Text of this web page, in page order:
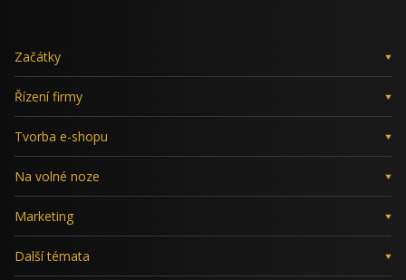
Začátky
Řízení firmy
Tvorba e-shopu
Na volné noze
Marketing
Další témata